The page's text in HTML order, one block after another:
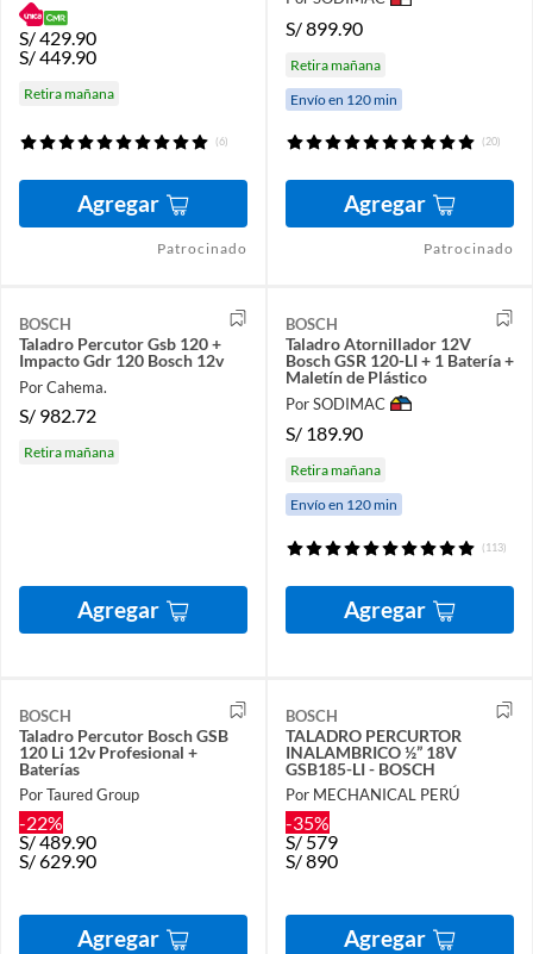
S/429.90
S/449.90
Retira mañana
(6)
Agregar
Patrocinado
S/899.90
Retira mañana
Envío en 120 min
(20)
Agregar
Patrocinado
BOSCH
Taladro Percutor Gsb 120 +
Impacto Gdr 120 Bosch 12v
Por Cahema.
S/ 982.72
Retira mañana
Agregar
BOSCH
Taladro Atornillador 12V
Bosch GSR 120-LI + 1 Batería +
Maletín de Plástico
Por SODIMAC
S/ 189.90
Retira mañana
Envío en 120 min
(113)
Agregar
BOSCH
Taladro Percutor Bosch GSB
120 Li 12v Profesional +
Baterías
Por Taured Group
-22%
S/489.90
S/629.90
Agregar
BOSCH
TALADRO PERCURTOR
INALAMBRICO ½” 18V
GSB185-LI - BOSCH
Por MECHANICAL PERÚ
-35%
S/ 579
S/890
Agregar